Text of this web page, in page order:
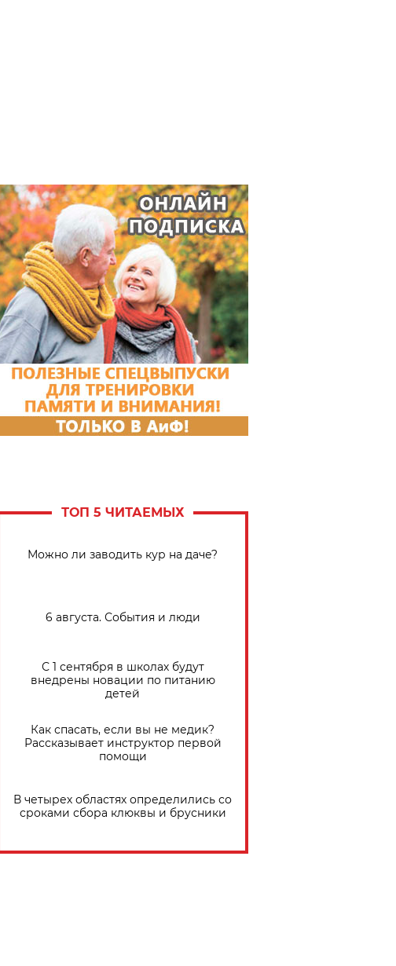
ТОП 5 ЧИТАЕМЫХ
Можно ли заводить кур на даче?
6 августа. События и люди
С 1 сентября в школах будут
внедрены новации по питанию
детей
Как спасать, если вы не медик?
Рассказывает инструктор первой
помощи
В четырех областях определились со
сроками сбора клюквы и брусники